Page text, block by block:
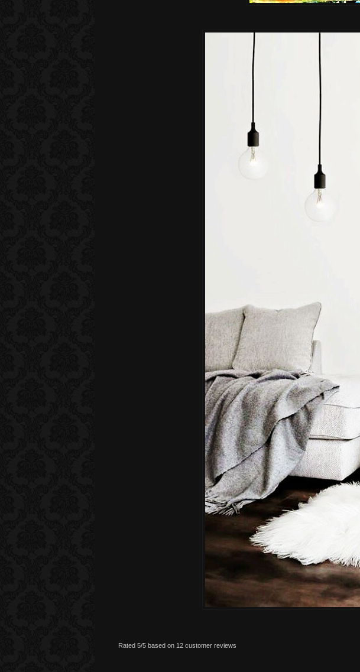
Rated 5/5 based on 12 customer reviews